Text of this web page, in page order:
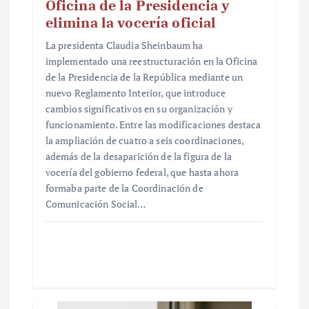
Oficina de la Presidencia y
elimina la vocería oficial
La presidenta Claudia Sheinbaum ha
implementado una reestructuración en la Oficina
de la Presidencia de la República mediante un
nuevo Reglamento Interior, que introduce
cambios significativos en su organización y
funcionamiento. Entre las modificaciones destaca
la ampliación de cuatro a seis coordinaciones,
además de la desaparición de la figura de la
vocería del gobierno federal, que hasta ahora
formaba parte de la Coordinación de
Comunicación Social…